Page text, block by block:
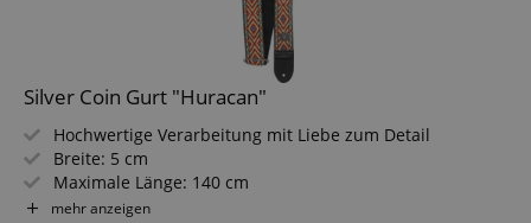
Silver Coin Gurt "Huracan"
Hochwertige Verarbeitung mit Liebe zum Detail
Breite: 5 cm
Maximale Länge: 140 cm
Materialien: 100 % Baumwolle, Leder
mehr anzeigen